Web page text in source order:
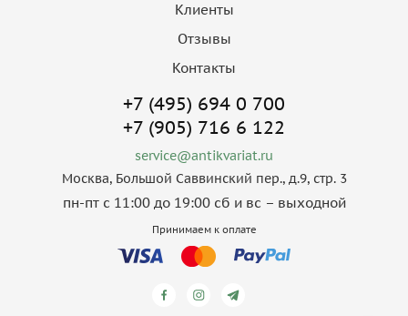
Клиенты
Отзывы
Контакты
+7 (495) 694 0 700
+7 (905) 716 6 122
service@antikvariat.ru
Москва, Большой Саввинский пер., д.9, стр. 3
пн-пт с 11:00 до 19:00 сб и вс – выходной
Принимаем к оплате